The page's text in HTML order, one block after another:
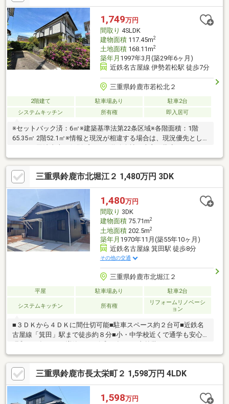
(約1300m)・郵便局まで徒歩9分(約650m)・三十三銀行まで徒歩32
分(約2500m)
1,749万円
間取り 4SLDK
建物面積117.45m2
土地面積168.11m2
築年月 1997年3月(築29年6ヶ月)
近鉄名古屋線 伊勢若松駅 徒歩7分
三重県鈴鹿市若松北２
2階建て 駐車場あり
駐車2台
システムキッチン
所有権 即入居可
※セットバック済：6㎡※建築基準法第22条区域※各階面積：1階
65.35㎡ 2階52.1㎡※情報と現況が相違する場合は、現況優先とし
ます。※司法書士・個別プロパン供給会社は売主の指定になりま
す。プロパンガスの消費に係る配管設備、ガス器具等は、本土地
建物の販売価格には含まれておりません。※通学の区域に関して
は自治体や教育委員会等にご確認ください。
三重県鈴鹿市北堀江２ 1,480万円 3DK
1,480万円
間取り 3DK
建物面積75.71m2
土地面積202.5m2
築年月 1970年11月(築55年10ヶ月)
近鉄名古屋線 箕田駅 徒歩8分
その他の交通
三重県鈴鹿市北堀江２
平屋 駐車場あり 駐車2台
システムキッチン 所有権
リフォームリノベーシ
ョン
■３ＤＫから４ＤＫに間仕切可能■駐車スペース約２台可■近鉄名
古屋線「箕田」駅まで徒歩約８分■小・中学校近くで通学も安心※
事・外構工事済
三重県鈴鹿市長太栄町２ 1,598万円 4LDK
1,598万円